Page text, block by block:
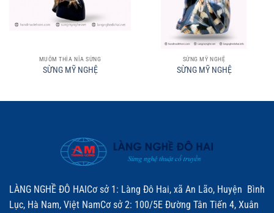
MUỖM THÌA NĨA SỪNG
SỪNG MỸ NGHỆ
SỪNG MỸ NGHỆ
SỪNG MỸ NGHỆ
LÀNG NGHỀ ĐÔ HAICơ sở 1: Làng Đô Hai, xã An Lão, Huyện Bình
Lục, Hà Nam, Việt NamCơ sở 2: 100/5E Đường Tân Tiến 4, Xuân